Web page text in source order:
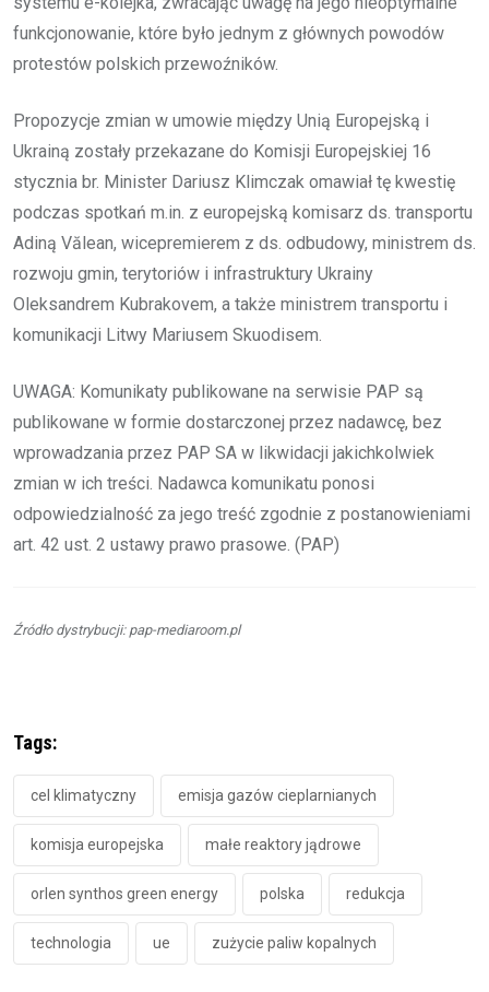
funkcjonowanie, które było jednym z głównych powodów
protestów polskich przewoźników.
Propozycje zmian w umowie między Unią Europejską i
Ukrainą zostały przekazane do Komisji Europejskiej 16
stycznia br. Minister Dariusz Klimczak omawiał tę kwestię
podczas spotkań m.in. z europejską komisarz ds. transportu
Adiną Vălean, wicepremierem z ds. odbudowy, ministrem ds.
rozwoju gmin, terytoriów i infrastruktury Ukrainy
Oleksandrem Kubrakovem, a także ministrem transportu i
komunikacji Litwy Mariusem Skuodisem.
UWAGA: Komunikaty publikowane na serwisie PAP są
publikowane w formie dostarczonej przez nadawcę, bez
wprowadzania przez PAP SA w likwidacji jakichkolwiek
zmian w ich treści. Nadawca komunikatu ponosi
odpowiedzialność za jego treść zgodnie z postanowieniami
art. 42 ust. 2 ustawy prawo prasowe. (PAP)
Źródło dystrybucji: pap-mediaroom.pl
Tags:
cel klimatyczny emisja gazów cieplarnianych
komisja europejska małe reaktory jądrowe
orlen synthos green energy polska redukcja
technologia ue zużycie paliw kopalnych